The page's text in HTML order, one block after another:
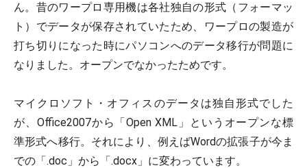
ん。昔のワープロ専用機は各社独自の形式（フォーマッ
ト）でデータが保存されていたため、ワープロの製造が
打ち切りになった時にパソコンへのデータ移行が問題に
なりました。オープンでなかったためです。
マイクロソフト・オフィスのデータは独自形式でした
が、Office2007から「Open XML」というオープンな標
準形式へ移行。それにより、例えばWordの拡張子が今ま
での「.doc」から「.docx」に変わっています。